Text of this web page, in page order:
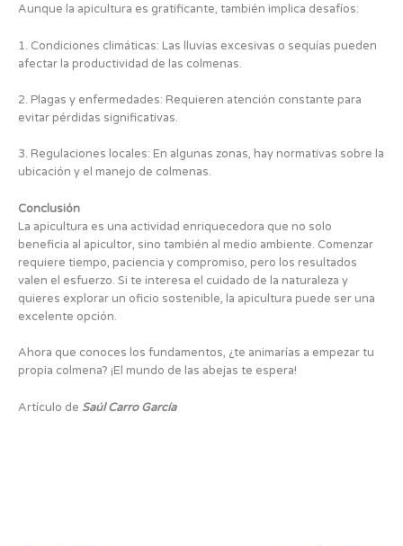
Aunque la apicultura es gratificante, también implica desafíos:
1. Condiciones climáticas: Las lluvias excesivas o sequías pueden
afectar la productividad de las colmenas.
2. Plagas y enfermedades: Requieren atención constante para
evitar pérdidas significativas.
3. Regulaciones locales: En algunas zonas, hay normativas sobre la
ubicación y el manejo de colmenas.
Conclusión
La apicultura es una actividad enriquecedora que no solo
beneficia al apicultor, sino también al medio ambiente. Comenzar
requiere tiempo, paciencia y compromiso, pero los resultados
valen el esfuerzo. Si te interesa el cuidado de la naturaleza y
quieres explorar un oficio sostenible, la apicultura puede ser una
excelente opción.
Ahora que conoces los fundamentos, ¿te animarías a empezar tu
propia colmena? ¡El mundo de las abejas te espera!
Artículo de Saúl Carro García